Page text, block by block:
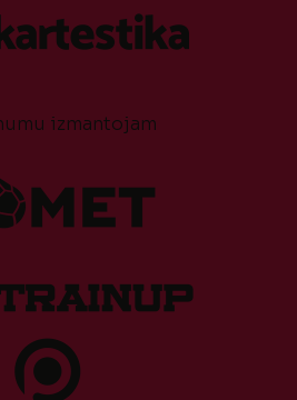
izmantojam